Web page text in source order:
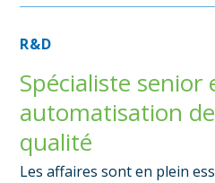
R&D
Spécialiste senior
automatisation
qualité
Les affaires sont en plein